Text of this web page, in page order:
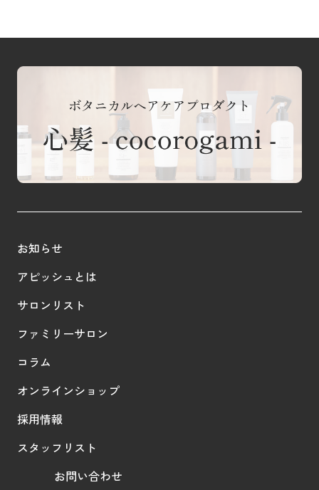
お知らせ
アピッシュとは
サロンリスト
ファミリーサロン
コラム
オンラインショップ
採用情報
スタッフリスト
お問い合わせ